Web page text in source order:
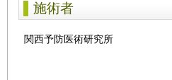
施術者
関西予防医術研究所